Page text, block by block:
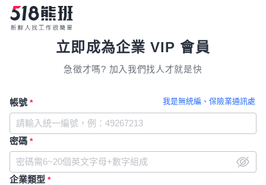
立即成為企業 VIP 會員
急徵才嗎? 加入我們找人才就是快
我是無統編、保險業通訊處
帳號 *
密碼 *
企業類型 *